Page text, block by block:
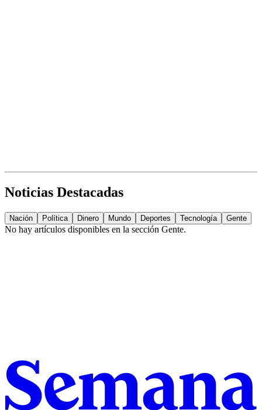
Noticias Destacadas
Nación Política Dinero Mundo Deportes Tecnología Gente
No hay artículos disponibles en la sección Gente.